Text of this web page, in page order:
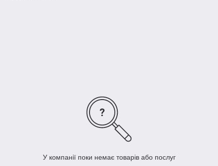
У компанії поки немає товарів або послуг